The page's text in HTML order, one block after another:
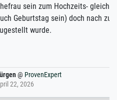
gleichzeitig
doch nach zu Hause